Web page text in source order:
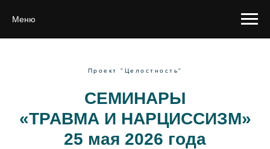
Меню
Проект "Целостность"
СЕМИНАРЫ
«ТРАВМА И НАРЦИССИЗМ»
25 мая 2026 года